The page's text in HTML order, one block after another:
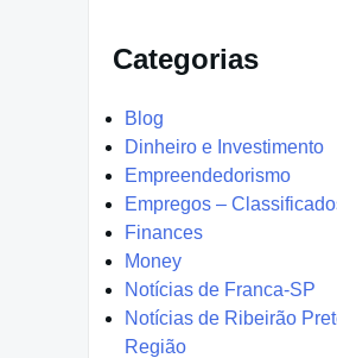
Categorias
Blog
Dinheiro e Investimento
Empreendedorismo
Empregos –
Finances
Money
Notícias de Franca-SP
Notícias de Ribeirão
Região